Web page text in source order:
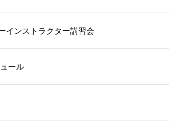
インストラクター講習会
ール